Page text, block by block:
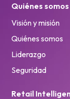
Quiénes somos
Visión y misión
Quiénes somos
Liderazgo
Seguridad
Retail